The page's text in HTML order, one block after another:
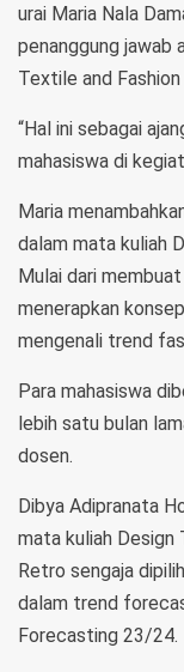
urai Maria Nala
penanggung jawab
Textile and
“Hal ini sebagai
mahasiswa di
Maria
dalam mata kuliah
Mulai dari
menerapkan
mengenali trend
Para mahasiswa
lebih satu bulan
dosen.
Dibya Adipranata
mata kuliah Design
Retro sengaja
dalam trend
Forecasting 23/24.